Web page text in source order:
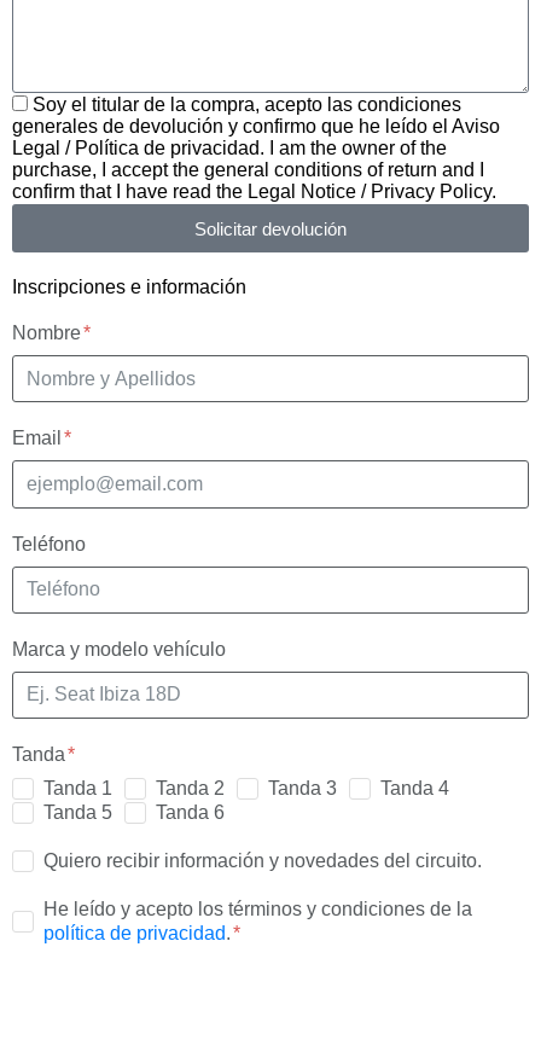
Soy el titular de la compra, acepto las condiciones
generales de devolución y confirmo que he leído el Aviso
Legal / Política de privacidad. I am the owner of the
purchase, I accept the general conditions of return and I
confirm that I have read the Legal Notice / Privacy Policy.
Solicitar devolución
Inscripciones e información
Nombre
Email
Teléfono
Marca y modelo vehículo
Tanda
Tanda 1
Tanda 2 Tanda 3
Tanda 4
Tanda 5
Tanda 6
Quiero recibir información y novedades del circuito.
He leído y acepto los términos y condiciones de la
política de privacidad.